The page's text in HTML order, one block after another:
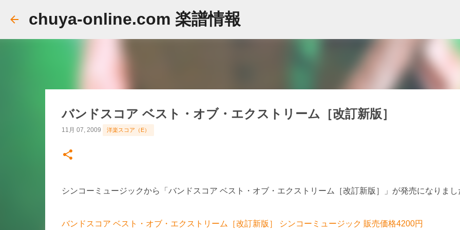
chuya-online.com 楽譜情報
バンドスコア ベスト・オブ・エクストリーム［改訂新版］
11月 07, 2009 洋楽スコア（E）
シンコーミュージックから「バンドスコア ベスト・オブ・エクストリーム［改訂新版］」が発売になりまし
バンドスコア ベスト・オブ・エクストリーム［改訂新版］ シンコーミュージック 販売価格4200円